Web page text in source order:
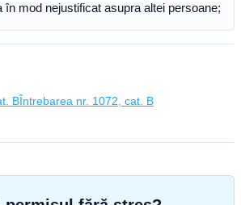
în mod nejustificat asupra altei persoane;
BÎntrebarea nr. 1072, cat. B